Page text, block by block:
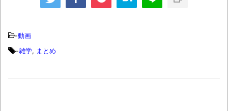
飛行
屋やお煽り運転など盛りだくさん
「ム、ムリです・・・」メガネ美人ナース
-動画
-雑学, まとめ